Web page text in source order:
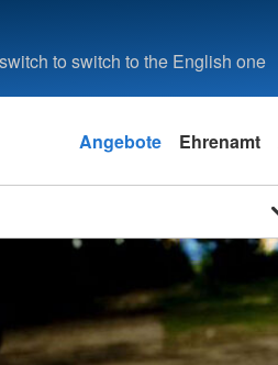
to switch to the English one
Angebote Ehrenamt